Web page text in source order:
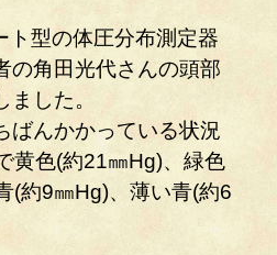
型の体圧分布測定器
の角田光代さんの頭部
した。
ばんかかっている状況
黄色(約21㎜Hg)、緑色
(約9㎜Hg)、薄い青(約6